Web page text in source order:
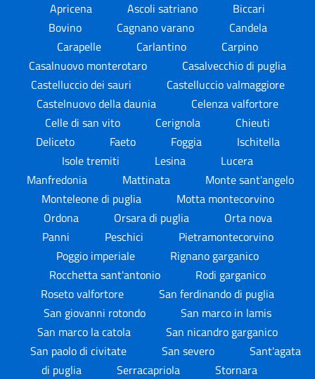
Apricena
Ascoli satriano
Biccari
Bovino
Cagnano varano
Candela
Carapelle
Carlantino
Carpino
Casalnuovo monterotaro
Casalvecchio di puglia
Castelluccio dei sauri
Castelluccio valmaggiore
Castelnuovo della daunia
Celenza valfortore
Celle di san vito
Cerignola
Chieuti
Deliceto
Faeto Foggia
Ischitella
Isole tremiti
Lesina
Lucera
Manfredonia
Mattinata
Monte sant'angelo
Monteleone di puglia
Motta montecorvino
Ordona
Orsara di puglia
Orta nova
Panni
Peschici
Pietramontecorvino
Poggio imperiale
Rignano garganico
Rocchetta sant'antonio
Rodi garganico
Roseto valfortore
San ferdinando di puglia
San giovanni rotondo
San marco in lamis
San marco la catola
San nicandro garganico
San paolo di civitate
San severo
Sant'agata
di puglia
Serracapriola
Stornara